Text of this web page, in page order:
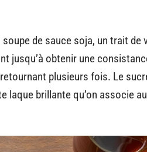
de sauce soja, un trait de
jusqu’à obtenir une
plusieurs fois. Le
laque brillante qu’on associe